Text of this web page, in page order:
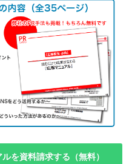
を資料請求する（無料）